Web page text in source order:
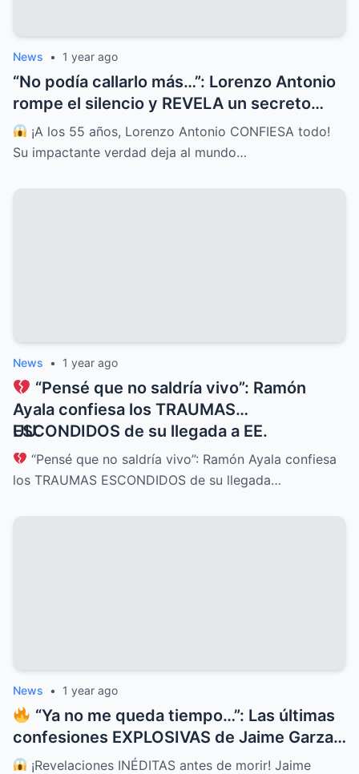
News • 1 year ago
“No podía callarlo más…”: Lorenzo Antonio
rompe el silencio y REVELA un secreto
guardado por décadas
¡A los 55 años, Lorenzo Antonio CONFIESA todo!
Su impactante verdad deja al mundo…
News • 1 year ago
“Pensé que no saldría vivo”: Ramón
Ayala confiesa los TRAUMAS
ESCONDIDOS de su llegada a EE.
UU.
“Pensé que no saldría vivo”: Ramón Ayala confiesa
los TRAUMAS ESCONDIDOS de su llegada…
News • 1 year ago
“Ya no me queda tiempo…”: Las últimas
confesiones EXPLOSIVAS de Jaime Garza
que lo cambian TODO
¡Revelaciones INÉDITAS antes de morir! Jaime